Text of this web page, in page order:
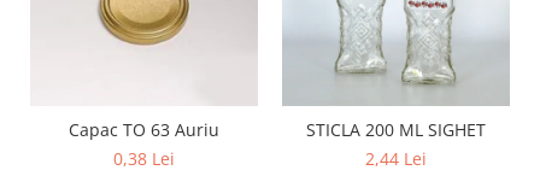
Capac TO 63 Auriu
0,38 Lei
STICLA 200 ML SIGHET
2,44 Lei